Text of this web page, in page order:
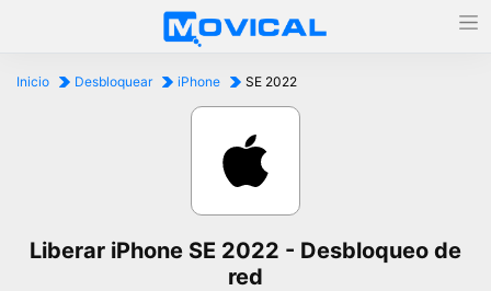
Inicio Desbloquear iPhone SE 2022
Liberar iPhone SE 2022 - Desbloqueo de
red